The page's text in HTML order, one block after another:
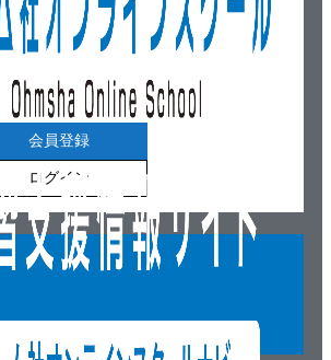
会員登録
ログイン